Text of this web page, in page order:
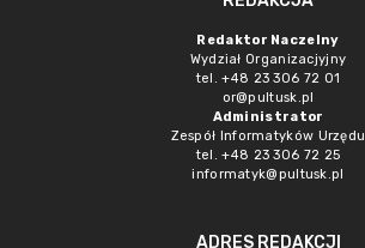
Redaktor Naczelny
Wydział Organizacjyjny
tel. +48 23 306 72 01
or@pultusk.pl
Administrator
Zespół Informatyków Urzędu
tel. +48 23 306 72 25
informatyk@pultusk.pl
ADRES REDAKCJI